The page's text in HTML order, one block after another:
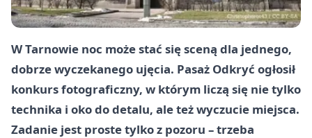
W Tarnowie noc może stać się sceną dla jednego,
dobrze wyczekanego ujęcia. Pasaż Odkryć ogłosił
konkurs fotograficzny, w którym liczą się nie tylko
technika i oko do detalu, ale też wyczucie miejsca.
Zadanie jest proste tylko z pozoru – trzeba